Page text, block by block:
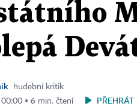
hudební kritik
00:00 ▪ 6 min. čtení